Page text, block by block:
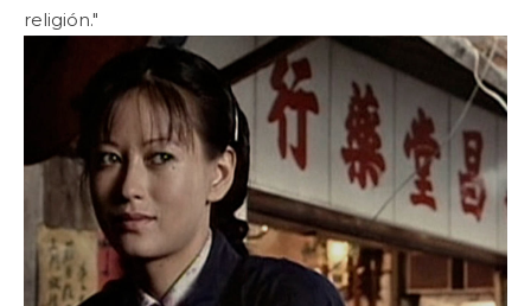
religión."